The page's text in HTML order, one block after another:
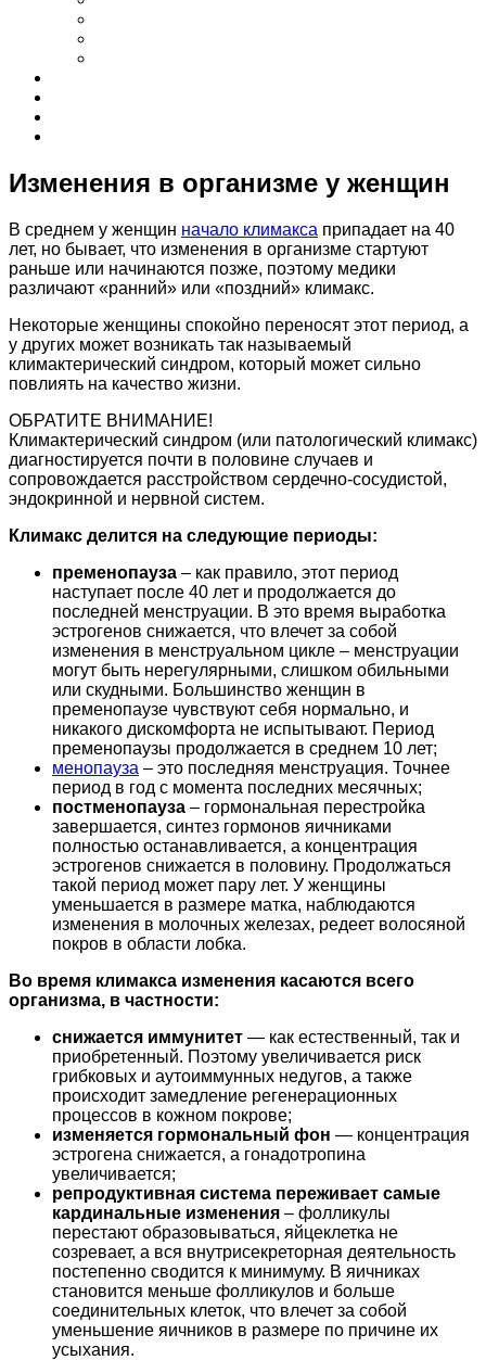
Изменения в организме у женщин
В среднем у женщин начало климакса припадает на 40
лет, но бывает, что изменения в организме стартуют
раньше или начинаются позже, поэтому медики
различают «ранний» или «поздний» климакс.
Некоторые женщины спокойно переносят этот период, а
у других может возникать так называемый
климактерический синдром, который может сильно
повлиять на качество жизни.
ОБРАТИТЕ ВНИМАНИЕ!
Климактерический синдром (или патологический климакс)
диагностируется почти в половине случаев и
сопровождается расстройством сердечно-сосудистой,
эндокринной и нервной систем.
Климакс делится на следующие периоды:
пременопауза – как правило, этот период
наступает после 40 лет и продолжается до
последней менструации. В это время выработка
эстрогенов снижается, что влечет за собой
изменения в менструальном цикле – менструации
могут быть нерегулярными, слишком обильными
или скудными. Большинство женщин в
пременопаузе чувствуют себя нормально, и
никакого дискомфорта не испытывают. Период
пременопаузы продолжается в среднем 10 лет;
менопауза – это последняя менструация. Точнее
период в год с момента последних месячных;
постменопауза – гормональная перестройка
завершается, синтез гормонов яичниками
полностью останавливается, а концентрация
эстрогенов снижается в половину. Продолжаться
такой период может пару лет. У женщины
уменьшается в размере матка, наблюдаются
изменения в молочных железах, редеет волосяной
покров в области лобка.
Во время климакса изменения касаются всего
организма, в частности:
снижается иммунитет — как естественный, так и
приобретенный. Поэтому увеличивается риск
грибковых и аутоиммунных недугов, а также
происходит замедление регенерационных
процессов в кожном покрове;
изменяется гормональный фон — концентрация
эстрогена снижается, а гонадотропина
увеличивается;
репродуктивная система переживает самые
кардинальные изменения – фолликулы
перестают образовываться, яйцеклетка не
созревает, а вся внутрисекреторная деятельность
постепенно сводится к минимуму. В яичниках
становится меньше фолликулов и больше
соединительных клеток, что влечет за собой
уменьшение яичников в размере по причине их
усыхания.